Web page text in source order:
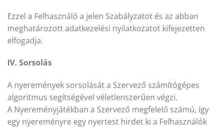
Ezzel a Felhasználó a jelen Szabályzatot és az abban
meghatározott adatkezelési nyilatkozatot kifejezetten
elfogadja.
IV. Sorsolás
A nyeremények sorsolását a Szervező számítógépes
algoritmus segítségével véletlenszerűen végzi.
A Nyereményjátékban a Szervező megfelelő számú, így
egy nyereményre egy nyertest hirdet ki a Felhasználók